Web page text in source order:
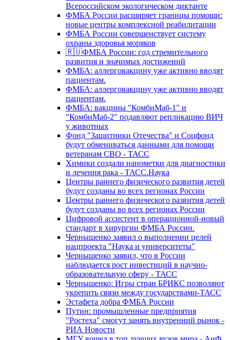
Всероссийском экологическом диктанте
ФМБА России расширяет границы помощи:
новые центры комплексной реабилитации
ФМБА России совершенствует систему
охраны здоровья моряков
🇷🇺ФМБА России: год стремительного
развития и значимых достижений
ФМБА: аллерговакцину уже активно вводят
пациентам.
ФМБА: аллерговакцину уже активно вводят
пациентам.
ФМБА: вакцины "КомбиМаб-1" и
"КомбиМаб-2" подавляют репликацию ВИЧ
у животных
Фонд "Защитники Отечества" и Соцфонд
будут обмениваться данными для помощи
ветеранам СВО - ТАСС
Химики создали нанометки для диагностики
и лечения рака - ТАСС.Наука
Центры раннего физического развития детей
будут созданы во всех регионах России
Центры раннего физического развития детей
будут созданы во всех регионах России
Цифровой ассистент в операционной-новый
стандарт в хирургии ФМБА России.
Чернышенко заявил о выполнении целей
нацпроекта "Наука и университеты"
Чернышенко заявил, что в России
наблюдается рост инвестиций в научно-
образовательную сферу - ТАСС
Чернышенко: Игры стран БРИКС позволяют
укрепить связи между государствами-ТАСС
Эстафета добра ФМБА России
Путин: промышленные предприятия
"Ростеха" смогут занять внутренний рынок -
РИА Новости